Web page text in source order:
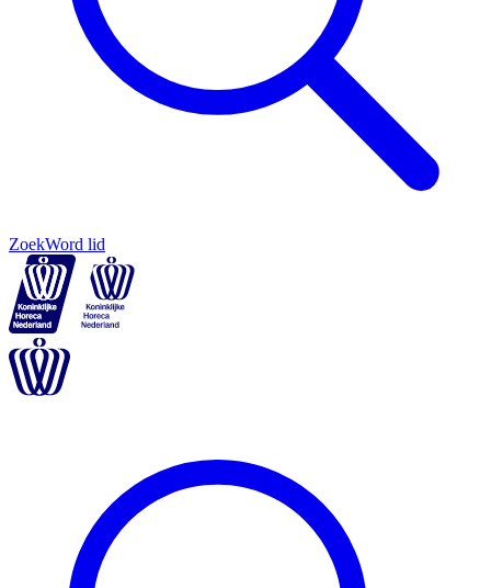
ZoekWord lid